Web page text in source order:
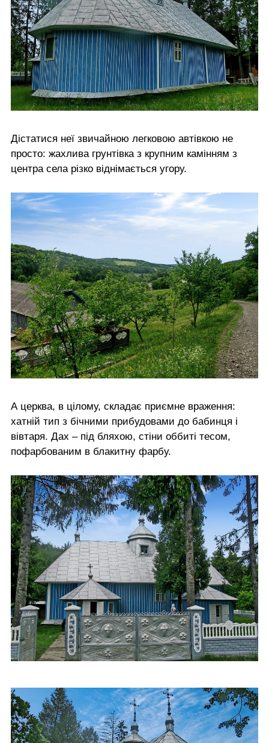
Дістатися неї звичайною легковою автівкою не
просто: жахлива грунтівка з крупним камінням з
центра села різко віднімається угору.
А церква, в цілому, складає приємне враження:
хатній тип з бічними прибудовами до бабинця і
вівтаря. Дах – під бляхою, стіни оббиті тесом,
пофарбованим в блакитну фарбу.